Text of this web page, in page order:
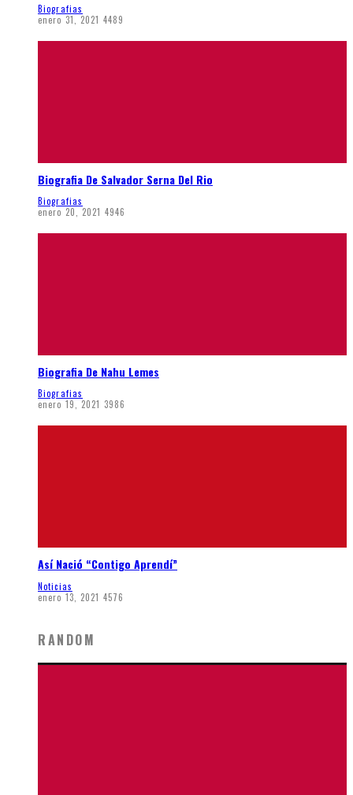
Biografias
enero 31, 2021 4489
Biografia De Salvador Serna Del Rio
Biografias
enero 20, 2021 4946
Biografia De Nahu Lemes
Biografias
enero 19, 2021 3986
Así Nació “Contigo Aprendí”
Noticias
enero 13, 2021 4576
RANDOM